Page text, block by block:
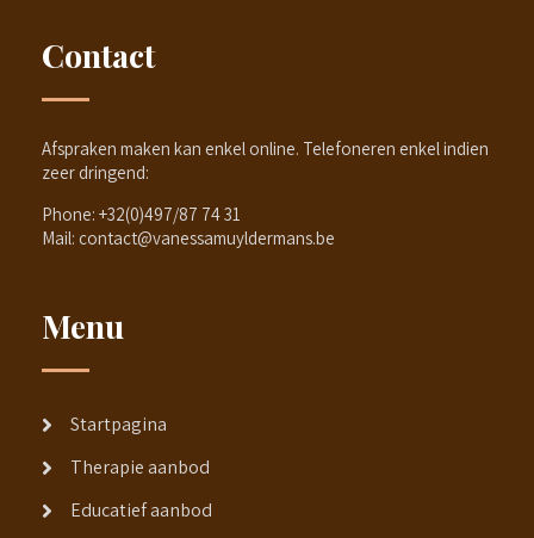
Contact
Afspraken maken kan enkel online. Telefoneren enkel indien
zeer dringend:
Phone: +32(0)497/87 74 31
Mail: contact@vanessamuyldermans.be
Menu
Startpagina
Therapie aanbod
Educatief aanbod